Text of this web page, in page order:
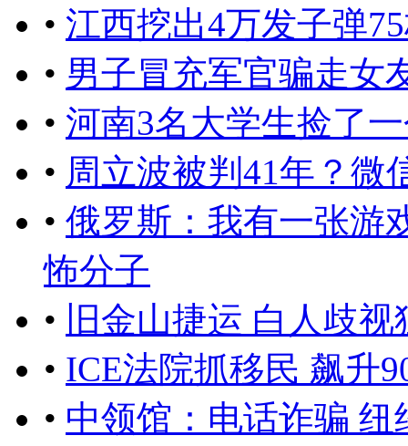
• 江西挖出4万发子弹
• 男子冒充军官骗走女
• 河南3名大学生捡了
• 周立波被判41年？微
• 俄罗斯：我有一张游
怖分子
•
旧金山捷运 白人歧
• ICE法院抓移民 飙升
• 中领馆：电话诈骗